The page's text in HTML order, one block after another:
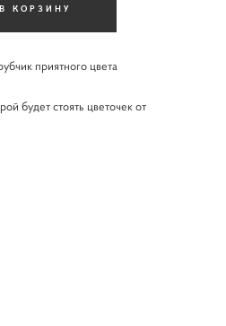
КОРЗИНУ
приятного цвета
будет стоять цветочек от